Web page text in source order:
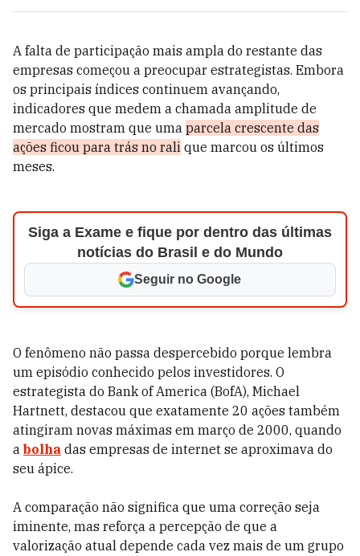
A falta de participação mais ampla do restante das
empresas começou a preocupar estrategistas. Embora
os principais índices continuem avançando,
indicadores que medem a chamada amplitude de
mercado mostram que uma parcela crescente das
ações ficou para trás no rali que marcou os últimos
meses.
Siga a Exame e fique por dentro das últimas
notícias do Brasil e do Mundo
Seguir no Google
O fenômeno não passa despercebido porque lembra
um episódio conhecido pelos investidores. O
estrategista do Bank of America (BofA), Michael
Hartnett, destacou que exatamente 20 ações também
atingiram novas máximas em março de 2000, quando
a bolha das empresas de internet se aproximava do
seu ápice.
A comparação não significa que uma correção seja
iminente, mas reforça a percepção de que a
valorização atual depende cada vez mais de um grupo